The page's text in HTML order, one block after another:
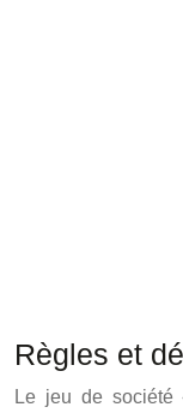
Règles et
Le jeu de